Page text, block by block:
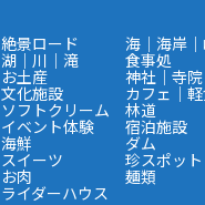
絶景ロード 海｜海岸
湖｜川｜滝 食事処
お土産 神社｜寺院
文化施設 カフェ｜
ソフトクリーム 林道
イベント体験 宿泊施設
海鮮 ダム
スイーツ 珍スポット
お肉 麺類
ライダーハウス